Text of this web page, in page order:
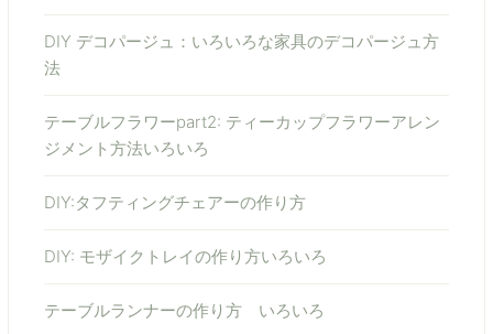
DIY デコパージュ：いろいろな家具のデコパージュ方
法
テーブルフラワーpart2: ティーカップフラワーアレン
ジメント方法いろいろ
DIY:タフティングチェアーの作り方
DIY: モザイクトレイの作り方いろいろ
テーブルランナーの作り方 いろいろ